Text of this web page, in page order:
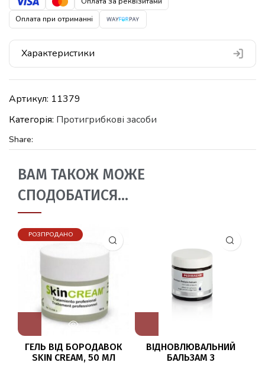
Оплата при отриманні
Характеристики
Артикул: 11379
Категорія: Протигрибкові засоби
Share:
ВАМ ТАКОЖ МОЖЕ
СПОДОБАТИСЯ…
РОЗПРОДАНО
ГЕЛЬ ВІД БОРОДАВОК
SKIN CREAM, 50 МЛ
ВІДНОВЛЮВАЛЬНИЙ
БАЛЬЗАМ З